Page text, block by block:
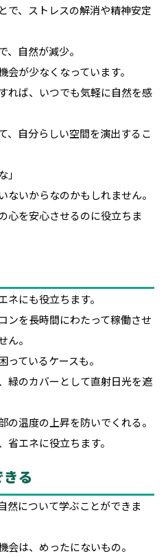
で、ストレスの解消や精神安定
、自然が減少。
が少なくなっています。
れば、いつでも気軽に自然を感
、自分らしい空間を演出するこ
」
ないからなのかもしれません。
心を安心させるのに役立ちま
ネにも役立ちます。
ンを長時間にわたって稼働させ
ん。
ているケースも。
緑のカバーとして直射日光を遮
の温度の上昇を防いでくれる。
エネに役立ちます。
る
然について学ぶことができま
は、めったにないもの。